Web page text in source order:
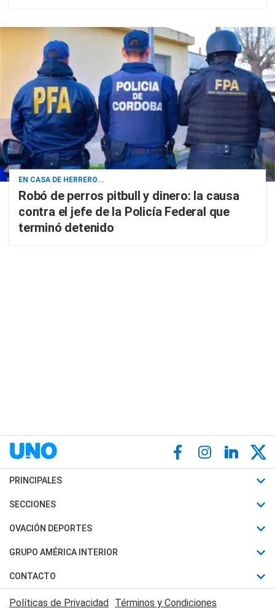
EN CASA DE HERRERO...
Robó de perros pitbull y dinero: la causa
contra el jefe de la Policía Federal que
terminó detenido
PRINCIPALES
Últimas Noticias
Política
Judiciales
Economia
SECCIONES
Horóscopo
Motores
Trucos caseros
OVACIÓN DEPORTES
Fútbol
Mundial
Automovilismo
GRUPO AMÉRICA INTERIOR
Canal 7 en Vivo
CONTACTO
Acerca de Nosotros
Políticas de Privacidad Términos y Condiciones